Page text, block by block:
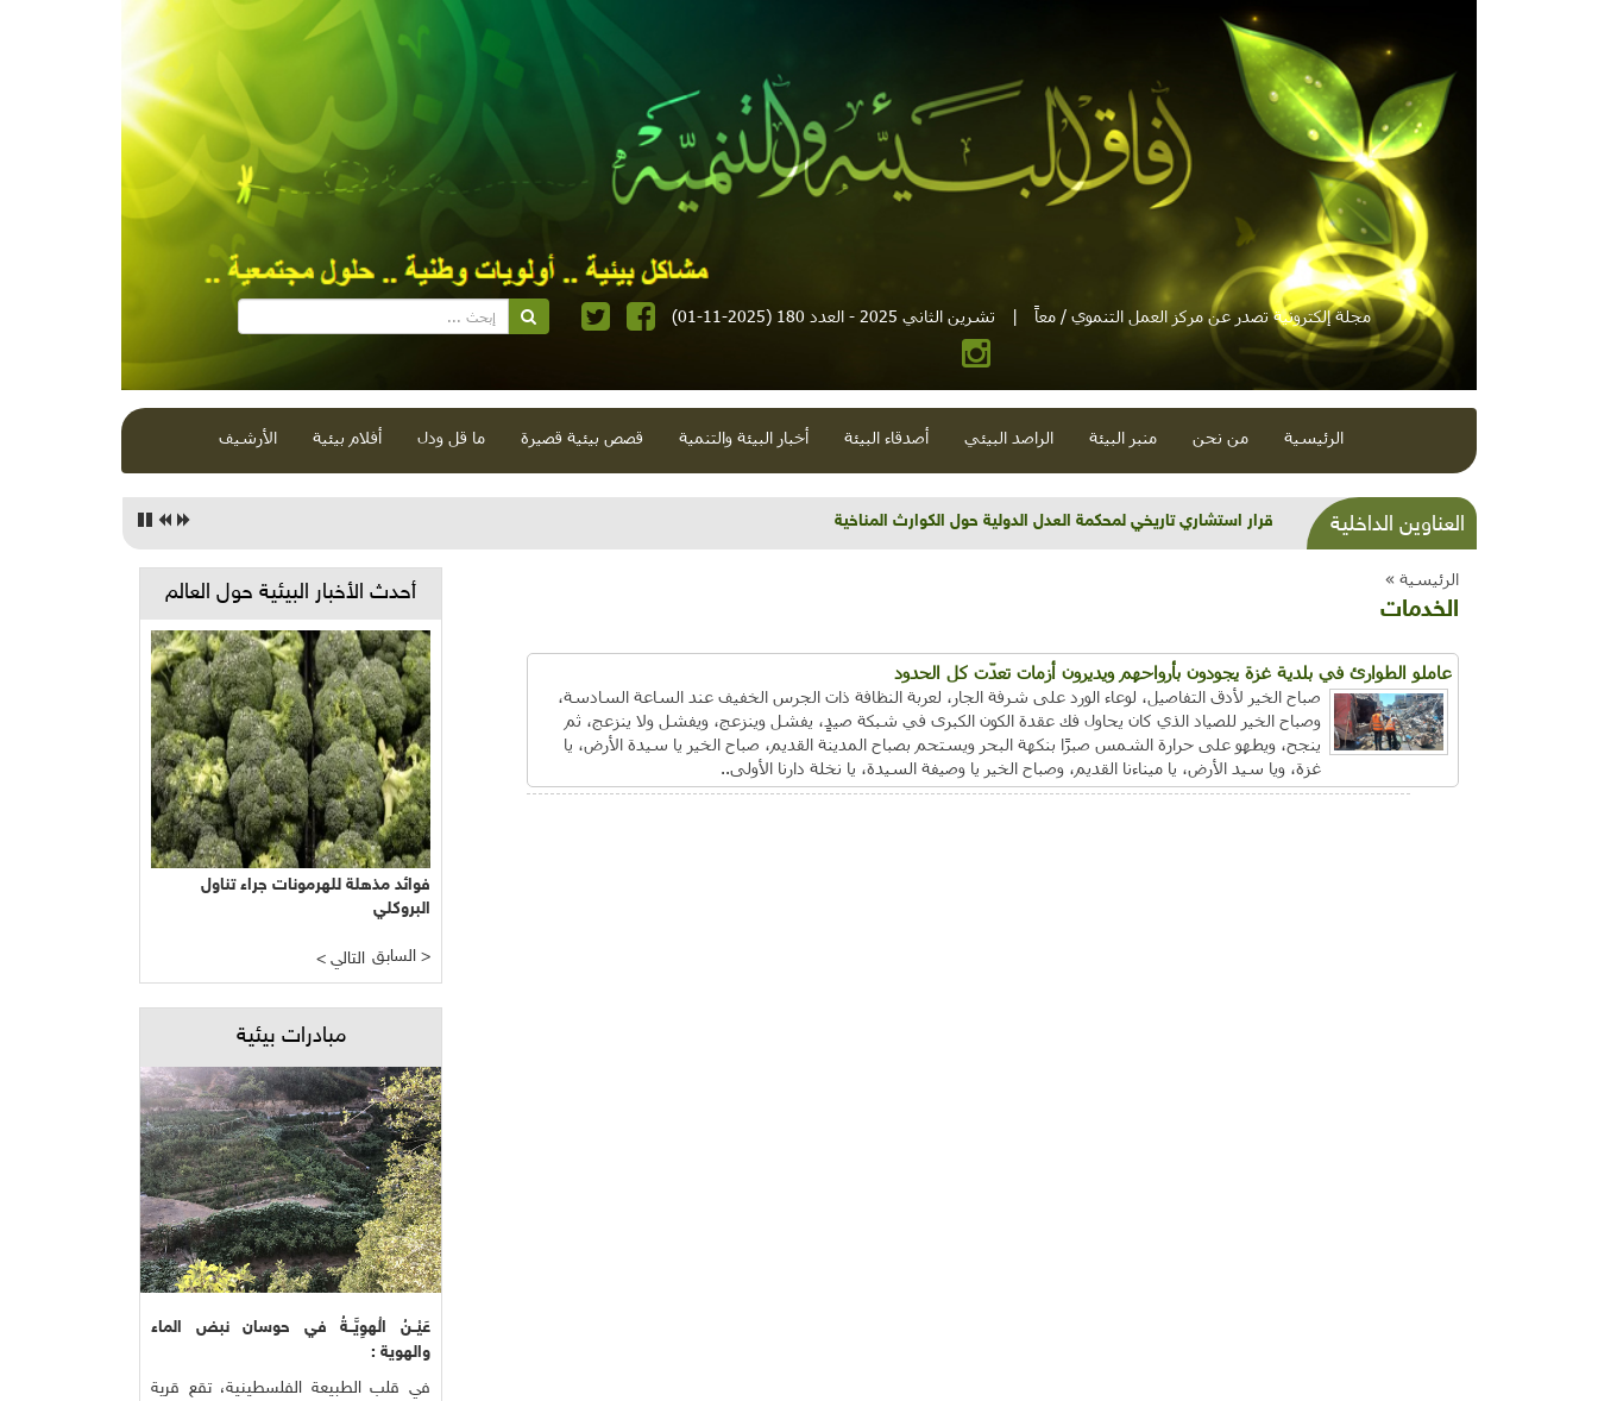
مجلة إلكترونية تصدر عن مركز العمل التنموي / معاً | تشرين الثاني 2025 - العدد 180 (2025-11-01)
الرئيسية من نحن منبر البيئة الراصد البيئي أصدقاء البيئة أخبار البيئة والتنمية قصص بيئية قصيرة ما قل ودل أفلام بيئية الأرشيف
العناوين الداخلية شذرات بيئية وتنموية...بنية تحتية وحلويات قبيحة وحاكورة ونوبل وزيتون و"سيباط"
الرئيسية »
الخدمات
عاملو الطوارئ في بلدية غزة يجودون بأرواحهم ويديرون أزمات تعدّت كل الحدود
صباح الخير لأدق التفاصيل، لوعاء الورد على شرفة الجار، لعربة النظافة ذات الجرس الخفيف عند الساعة السادسة،
وصباح الخير للصياد الذي كان يحاول فك عقدة الكون الكبرى في شبكة صيدٍ، يفشل وينزعج، ويفشل ولا ينزعج، ثم
ينجح، ويطهو على حرارة الشمس صبرًا بنكهة البحر ويستحم بصباح المدينة القديم، صباح الخير يا سيدة الأرض، يا
غزة، ويا سيد الأرض، يا ميناءنا القديم، وصباح الخير يا وصيفة السيدة، يا نخلة دارنا الأولى..
أحدث الأخبار البيئية حول العالم
فوائد مذهلة للهرمونات جراء تناول
البروكلي
< التالي السابق >
مبادرات بيئية
عَيْــنُ الْهوِيَّــةُ في حوسان نبض الماء
والهوية :
في قلب الطبيعة الفلسطينية، تقع قرية